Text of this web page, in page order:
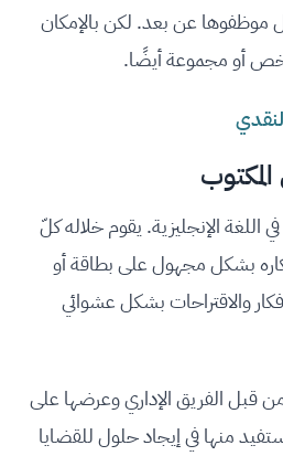
موظفوها عن بعد. لكن بالإمكان
أو مجموعة أيضًا.
ويُعرف بالـ Brainwriting في اللغة الإنجليزية. يقوم خلاله كلّ
بشكل مجهول على بطاقة أو
والاقتراحات بشكل عشوائي
من قبل الفريق الإداري وعرضها على
منها في إيجاد حلول للقضايا